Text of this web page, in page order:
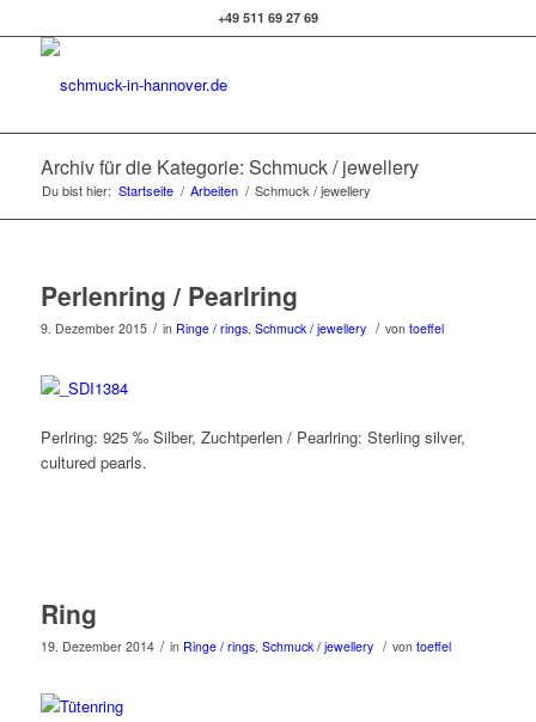
+49 511 69 27 69
Archiv für die Kategorie: Schmuck / jewellery
Du bist hier: Startseite / Arbeiten / Schmuck / jewellery
Perlenring / Pearlring
9. Dezember 2015 / in Ringe / rings, Schmuck / jewellery / von toeffel
Perlring: 925 ‰ Silber, Zuchtperlen / Pearlring: Sterling silver,
cultured pearls.
Ring
19. Dezember 2014 / in Ringe / rings, Schmuck / jewellery / von toeffel